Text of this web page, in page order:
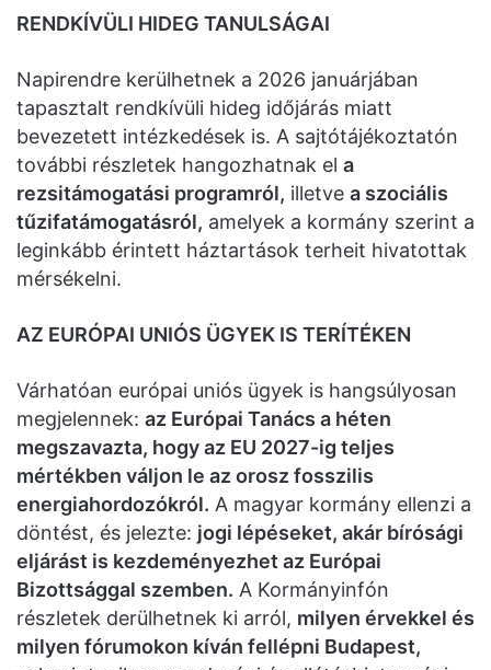
RENDKÍVÜLI HIDEG TANULSÁGAI
Napirendre kerülhetnek a 2026 januárjában
tapasztalt rendkívüli hideg időjárás miatt
bevezetett intézkedések is. A sajtótájékoztatón
további részletek hangozhatnak el a
rezsitámogatási programról, illetve a szociális
tűzifatámogatásról, amelyek a kormány szerint a
leginkább érintett háztartások terheit hivatottak
mérsékelni.
AZ EURÓPAI UNIÓS ÜGYEK IS TERÍTÉKEN
Várhatóan európai uniós ügyek is hangsúlyosan
megjelennek: az Európai Tanács a héten
megszavazta, hogy az EU 2027-ig teljes
mértékben váljon le az orosz fosszilis
energiahordozókról. A magyar kormány ellenzi a
döntést, és jelezte: jogi lépéseket, akár bírósági
eljárást is kezdeményezhet az Európai
Bizottsággal szemben. A Kormányinfón
részletek derülhetnek ki arról, milyen érvekkel és
milyen fórumokon kíván fellépni Budapest,